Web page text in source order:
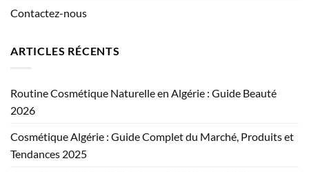
Contactez-nous
ARTICLES RÉCENTS
Routine Cosmétique Naturelle en Algérie : Guide Beauté
2026
Cosmétique Algérie : Guide Complet du Marché, Produits et
Tendances 2025